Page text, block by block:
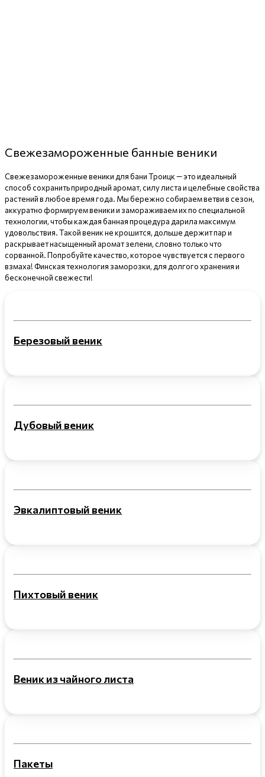
Свежезамороженные банные веники
Свежезамороженные веники для бани Троицк — это идеальный
способ сохранить природный аромат, силу листа и целебные свойства
растений в любое время года. Мы бережно собираем ветви в сезон,
аккуратно формируем веники и замораживаем их по специальной
технологии, чтобы каждая банная процедура дарила максимум
удовольствия. Такой веник не крошится, дольше держит пар и
раскрывает насыщенный аромат зелени, словно только что
сорванной. Попробуйте качество, которое чувствуется с первого
взмаха! Финская технология заморозки, для долгого хранения и
бесконечной свежести!
Березовый веник
Дубовый веник
Эвкалиптовый веник
Пихтовый веник
Веник из чайного листа
Пакеты